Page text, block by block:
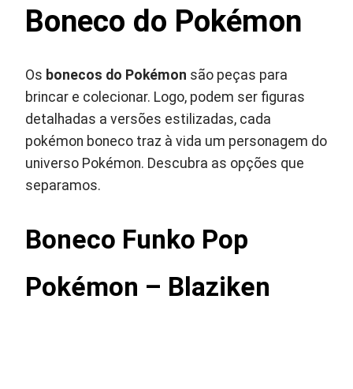
Boneco do Pokémon
Os bonecos do Pokémon são peças para
brincar e colecionar. Logo, podem ser figuras
detalhadas a versões estilizadas, cada
pokémon boneco traz à vida um personagem do
universo Pokémon. Descubra as opções que
separamos.
Boneco Funko Pop
Pokémon – Blaziken